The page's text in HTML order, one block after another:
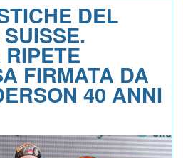
DEL
FIRMATA DA
40 ANNI